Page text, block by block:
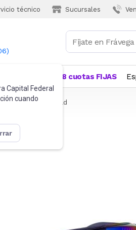
técnico Sucursales
)
Capital Federal
cuando
18 cuotas FIJAS
Anteojos de seguridad